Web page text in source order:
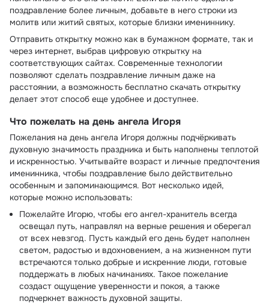
поздравление более личным, добавьте в него строки из
молитв или житий святых, которые близки имениннику.
Отправить открытку можно как в бумажном формате, так и
через интернет, выбрав цифровую открытку на
соответствующих сайтах. Современные технологии
позволяют сделать поздравление личным даже на
расстоянии, а возможность бесплатно скачать открытку
делает этот способ еще удобнее и доступнее.
Что пожелать на день ангела Игоря
Пожелания на день ангела Игоря должны подчёркивать
духовную значимость праздника и быть наполнены теплотой
и искренностью. Учитывайте возраст и личные предпочтения
именинника, чтобы поздравление было действительно
особенным и запоминающимся. Вот несколько идей,
которые можно использовать:
Пожелайте Игорю, чтобы его ангел-хранитель всегда
освещал путь, направлял на верные решения и оберегал
от всех невзгод. Пусть каждый его день будет наполнен
светом, радостью и вдохновением, а на жизненном пути
встречаются только добрые и искренние люди, готовые
поддержать в любых начинаниях. Такое пожелание
создаст ощущение уверенности и покоя, а также
подчеркнет важность духовной защиты.